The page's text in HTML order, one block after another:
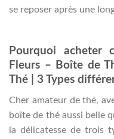
se reposer après une
Pourquoi acheter
Fleurs – Boîte de
Thé | 3 Types
Cher amateur de thé,
boîte de thé aussi belle
la délicatesse de trois